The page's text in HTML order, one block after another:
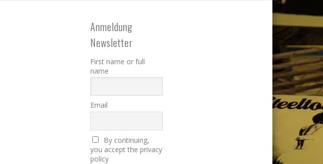
Anmeldung
Newsletter
First name or full
name
Email
By continuing,
you accept the privacy
policy